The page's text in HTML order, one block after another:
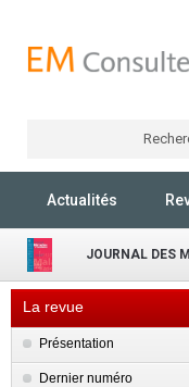
Actualités
JOURNAL DES
La revue
Présentation
Dernier numéro